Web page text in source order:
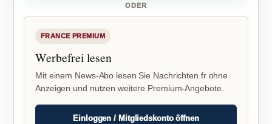
ODER
FRANCE PREMIUM
Werbefrei lesen
Mit einem News-Abo lesen Sie Nachrichten.fr ohne
Anzeigen und nutzen weitere Premium-Angebote.
Einloggen / Mitgliedskonto öffnen